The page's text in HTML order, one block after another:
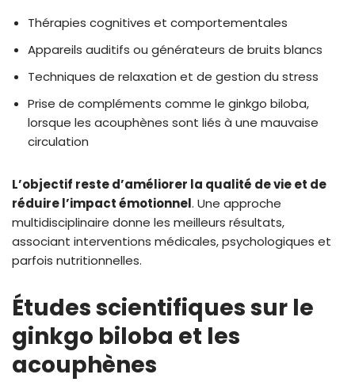
Thérapies cognitives et comportementales
Appareils auditifs ou générateurs de bruits blancs
Techniques de relaxation et de gestion du stress
Prise de compléments comme le ginkgo biloba,
lorsque les acouphènes sont liés à une mauvaise
circulation
L’objectif reste d’améliorer la qualité de vie et de
réduire l’impact émotionnel. Une approche
multidisciplinaire donne les meilleurs résultats,
associant interventions médicales, psychologiques et
parfois nutritionnelles.
Études scientifiques sur le
ginkgo biloba et les
acouphènes